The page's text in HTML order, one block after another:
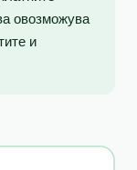
овозможува
и